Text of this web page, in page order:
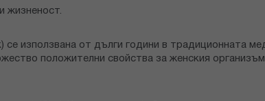
жизненост.
използвана от дълги години в традиционната
положителни свойства за женския